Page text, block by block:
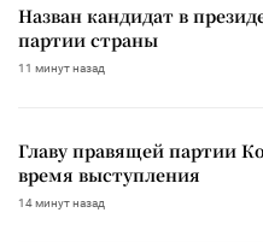
Назван кандидат в
партии страны
11 минут назад
Главу правящей партии
время выступления
14 минут назад